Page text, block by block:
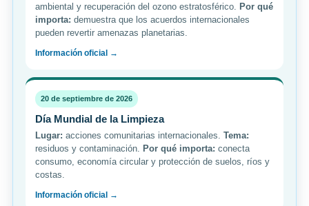
ambiental y recuperación del ozono estratosférico. Por qué
importa: demuestra que los acuerdos internacionales
pueden revertir amenazas planetarias.
Información oficial →
20 de septiembre de 2026
Día Mundial de la Limpieza
Lugar: acciones comunitarias internacionales. Tema:
residuos y contaminación. Por qué importa: conecta
consumo, economía circular y protección de suelos, ríos y
costas.
Información oficial →